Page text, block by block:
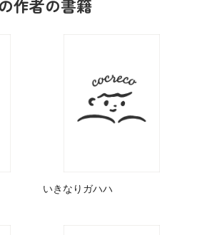
作者の書籍
いきなりガハハ